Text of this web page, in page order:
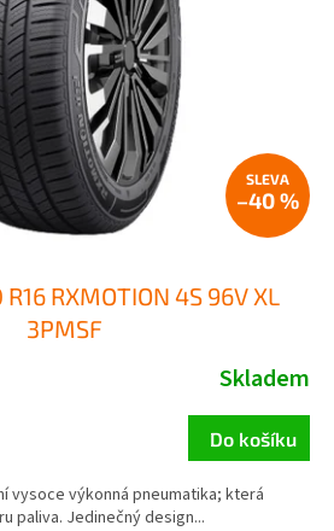
–40 %
RXMOTION 4S 96V XL
3PMSF
Skladem
Do košíku
vysoce výkonná pneumatika; která
paliva. Jedinečný design...